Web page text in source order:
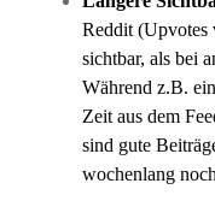
Reddit (Upvotes
sichtbar, als bei
Während z.B.
Zeit aus dem
sind gute
wochenlang